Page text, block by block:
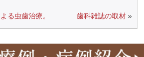
る虫歯治療。 歯科雑誌の取材»